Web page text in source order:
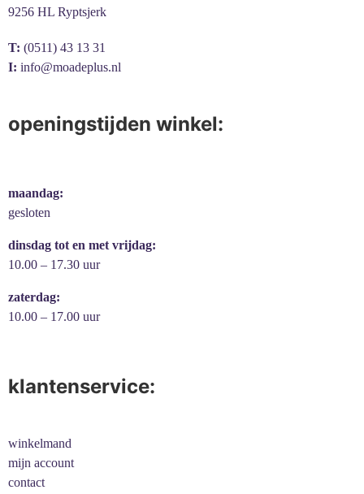
9256 HL Ryptsjerk
T: (0511) 43 13 31
I: info@moadeplus.nl
openingstijden winkel:
maandag:
gesloten
dinsdag tot en met vrijdag:
10.00 – 17.30 uur
zaterdag:
10.00 – 17.00 uur
klantenservice:
winkelmand
mijn account
contact